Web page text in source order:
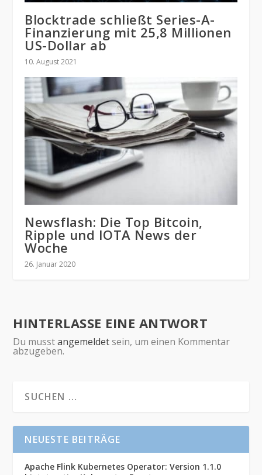
Blocktrade schließt Series-A-
Finanzierung mit 25,8 Millionen
US-Dollar ab
10. August 2021
Newsflash: Die Top Bitcoin,
Ripple und IOTA News der
Woche
26. Januar 2020
HINTERLASSE EINE ANTWORT
Du musstangemeldetsein, um einen Kommentar
abzugeben.
NEUESTE BEITRÄGE
Apache Flink Kubernetes Operator: Version 1.1.0